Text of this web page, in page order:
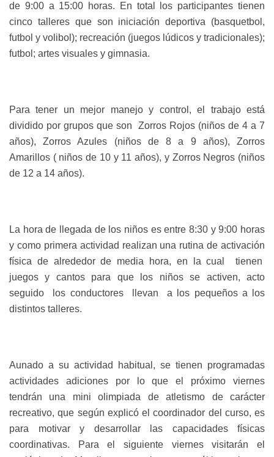
de 9:00 a 15:00 horas. En total los participantes tienen
cinco talleres que son iniciación deportiva (basquetbol,
futbol y volibol); recreación (juegos lúdicos y tradicionales);
futbol; artes visuales y gimnasia.
Para tener un mejor manejo y control, el trabajo está
dividido por grupos que son Zorros Rojos (niños de 4 a 7
años), Zorros Azules (niños de 8 a 9 años), Zorros
Amarillos ( niños de 10 y 11 años), y Zorros Negros (niños
de 12 a 14 años).
La hora de llegada de los niños es entre 8:30 y 9:00 horas
y como primera actividad realizan una rutina de activación
física de alrededor de media hora, en la cual tienen
juegos y cantos para que los niños se activen, acto
seguido los conductores llevan a los pequeños a los
distintos talleres.
Aunado a su actividad habitual, se tienen programadas
actividades adiciones por lo que el próximo viernes
tendrán una mini olimpiada de atletismo de carácter
recreativo, que según explicó el coordinador del curso, es
para motivar y desarrollar las capacidades físicas
coordinativas. Para el siguiente viernes visitarán el